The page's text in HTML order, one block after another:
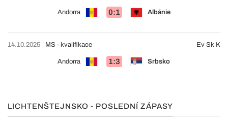
Andorra 0:1 Albánie
14.10.2025
Andorra 1:3 Srbsko
MS - kvalifikace Ev Sk K
LICHTENŠTEJNSKO - POSLEDNÍ ZÁPASY